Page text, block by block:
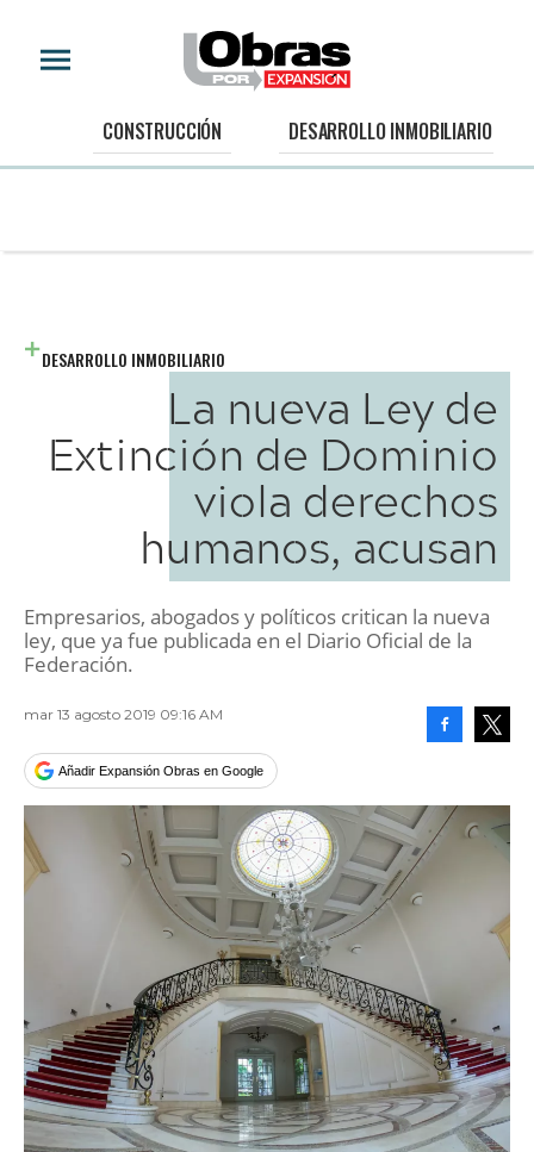
CONSTRUCCIÓN DESARROLLO INMOBILIARIO
DESARROLLO INMOBILIARIO
La nueva Ley de
Extinción de Dominio
viola derechos
humanos, acusan
Empresarios, abogados y políticos critican la nueva
ley, que ya fue publicada en el Diario Oficial de la
Federación.
mar 13 agosto 2019 09:16 AM
Añadir Expansión Obras en Google